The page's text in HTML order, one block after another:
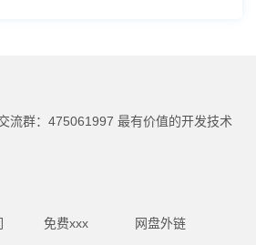
流群：475061997 最有价值的开发技术
免费xxx 网盘外链